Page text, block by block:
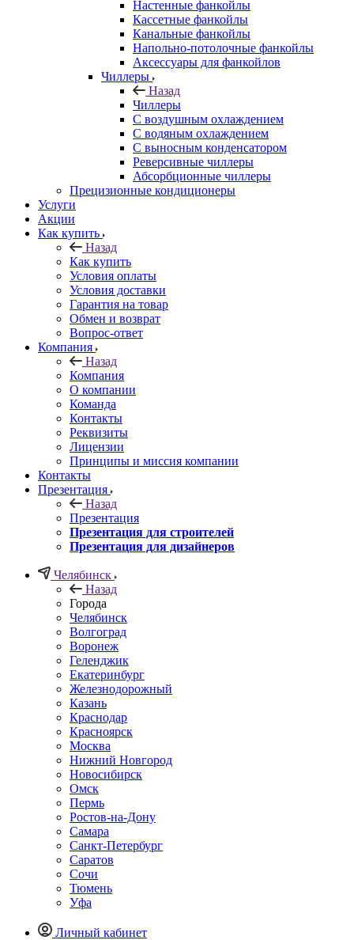
Настенные фанкойлы
Кассетные фанкойлы
Канальные фанкойлы
Напольно-потолочные фанкойлы
Аксессуары для фанкойлов
Чиллеры
Назад
Чиллеры
С воздушным охлаждением
С водяным охлаждением
С выносным конденсатором
Реверсивные чиллеры
Абсорбционные чиллеры
Прецизионные кондиционеры
Услуги
Акции
Как купить
Назад
Как купить
Условия оплаты
Условия доставки
Гарантия на товар
Обмен и возврат
Вопрос-ответ
Компания
Назад
Компания
О компании
Команда
Контакты
Реквизиты
Лицензии
Принципы и миссия компании
Контакты
Презентация
Назад
Презентация
Презентация для строителей
Презентация для дизайнеров
Челябинск
Назад
Города
Челябинск
Волгоград
Воронеж
Геленджик
Екатеринбург
Железнодорожный
Казань
Краснодар
Красноярск
Москва
Нижний Новгород
Новосибирск
Омск
Пермь
Ростов-на-Дону
Самара
Санкт-Петербург
Саратов
Сочи
Тюмень
Уфа
Личный кабинет